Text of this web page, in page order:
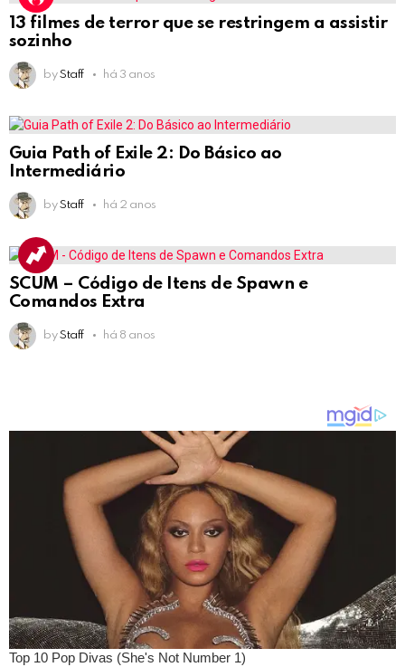
13 filmes de terror que se restringem a assistir
sozinho
by Staff há 3 anos
Guia Path of Exile 2: Do Básico ao
Intermediário
by Staff há 2 anos
SCUM – Código de Itens de Spawn e
Comandos Extra
by Staff há 8 anos